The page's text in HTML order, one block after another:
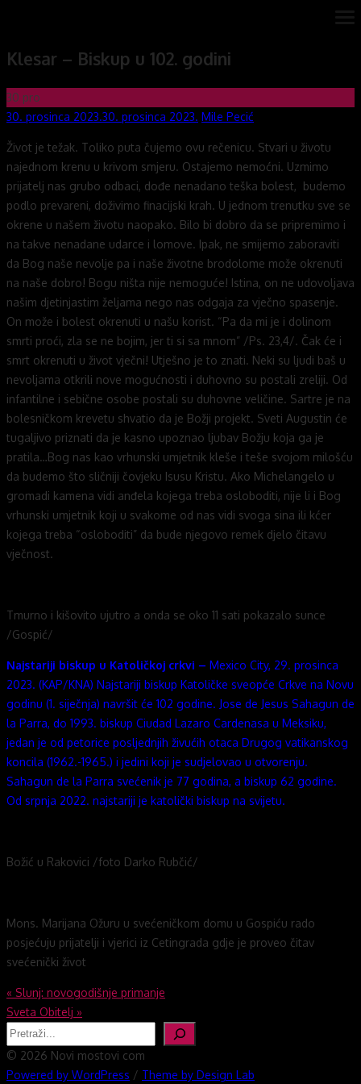
content
Klesar – Biskup u 102. godini
30 pro
Posted
30. prosinca 2023.30. prosinca 2023. Author
Mile Pecić
Život je težak. Toliko puta čujemo ovu rečenicu. Stvari u životu
najednom krenu u krivom smjeru. Ostajemo nemoćni. Uzmimo
prijatelj nas grubo odbaci, dođe nenadano teška bolest, budemo
podlo prevareni, doživimo finacijski krah. U jednom trenutku sve se
okrene u našem životu naopako. Bilo bi dobro da se pripremimo i
na takve nenadane udarce i lomove. Ipak, ne smijemo zaboraviti
da Bog naše nevolje pa i naše životne brodolome može okrenuti
na naše dobro! Bogu ništa nije nemoguće! Istina, on ne udovoljava
našim djetinjastim željama nego nas odgaja za vječno spasenje.
On može i bolest okrenuti u našu korist. “Pa da mi je i dolinom
smrti proći, zla se ne bojim, jer ti si sa mnom” /Ps. 23,4/. Čak će i
smrt okrenuti u život vječni! Utješno je to znati. Neki su ljudi baš u
nevoljama otkrili nove mogućnosti i duhovno su postali zreliji. Od
infantilne i sebične osobe postali su duhovne veličine. Sartre je na
bolesničkom krevetu shvatio da je Božji projekt. Sveti Augustin će
tugaljivo priznati da je kasno upoznao ljubav Božju koja ga je
pratila…Bog nas kao vrhunski umjetnik kleše i teše svojom milošću
da budemo što sličniji čovjeku Isusu Kristu. Ako Michelangelo u
gromadi kamena vidi anđela kojega treba osloboditi, nije li i Bog
vrhunski umjetnik koji u svakome od nas vidi svoga sina ili kćer
kojega treba “osloboditi” da bude njegovo remek djelo čitavu
vječnost.
Tmurno i kišovito ujutro a onda se oko 11 sati pokazalo sunce
/Gospić/
Najstariji biskup u Katoličkoj crkvi – Mexico City, 29. prosinca
2023. (KAP/KNA) Najstariji biskup Katoličke sveopće Crkve na Novu
godinu (1. siječnja) navršit će 102 godine. Jose de Jesus Sahagun de
la Parra, do 1993. biskup Ciudad Lazaro Cardenasa u Meksiku,
jedan je od petorice posljednjih živućih otaca Drugog vatikanskog
koncila (1962.-1965.) i jedini koji je sudjelovao u otvorenju.
Sahagun de la Parra svećenik je 77 godina, a biskup 62 godine.
Od srpnja 2022. najstariji je katolički biskup na svijetu.
Božić u Rakovici /foto Darko Rubčić/
Mons. Marijana Ožuru u svećeničkom domu u Gospiću rado
posjećuju prijatelji i vjerici iz Cetingrada gdje je proveo čitav
svećenički život
Navigacija
objava
« Slunj: novogodišnje primanje
Sveta Obitelj »
Pretraga
© 2026 Novi mostovi com
Powered by WordPress / Theme by Design Lab